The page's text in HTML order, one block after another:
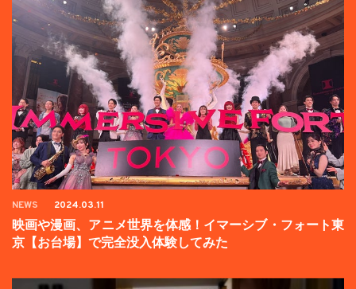
NEWS 2024.03.11
映画や漫画、アニメ世界を体感！イマーシブ・フォート東
京【お台場】で完全没入体験してみた